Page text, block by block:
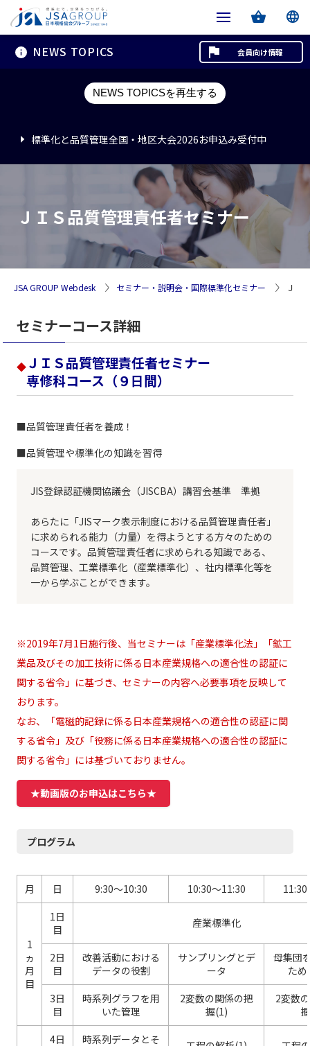
NEWS TOPICS
NEWS TOPICSを再生する
標準化と品質管理全国・地区大会2026お申込み受付中
標準化と品質管理全国・地区大会2026お申込み受付中
標準化と品質管理全国・地区大会2026お申込み受付中
会員向け情報
ＪＩＳ品質管理責任者セミナー
JSA GROUP Webdesk セミナー・説明会・国際標準化セミナー ＪＩ
セミナーコース詳細
◆ ＪＩＳ品質管理責任者セミナー
専修科コース（９日間）
■品質管理責任者を養成！
■品質管理や標準化の知識を習得
JIS登録認証機関協議会（JISCBA）講習会基準 準拠
あらたに「JISマーク表示制度における品質管理責任者」
に求められる能力（力量）を得ようとする方々のための
コースです。品質管理責任者に求められる知識である、
品質管理、工業標準化（産業標準化）、社内標準化等を
一から学ぶことができます。
※2019年7月1日施行後、当セミナーは「産業標準化法」「鉱工
業品及びその加工技術に係る日本産業規格への適合性の認証に
関する省令」に基づき、セミナーの内容へ必要事項を反映して
おります。
なお、「電磁的記録に係る日本産業規格への適合性の認証に関
する省令」及び「役務に係る日本産業規格への適合性の認証に
関する省令」には基づいておりません。
★動画版のお申込はこちら★
プログラム
月 日 9:30～10:30 10:30～11:30
1
ヵ
月
目
1日
目
産業標準化
2日
目
改善活動における
データの役割
サンプリングとデ
ータ
母集団
た
3日
目
時系列グラフを用
いた管理
2変数の関係の把
握(1)
2変数
4日
時系列データとそ